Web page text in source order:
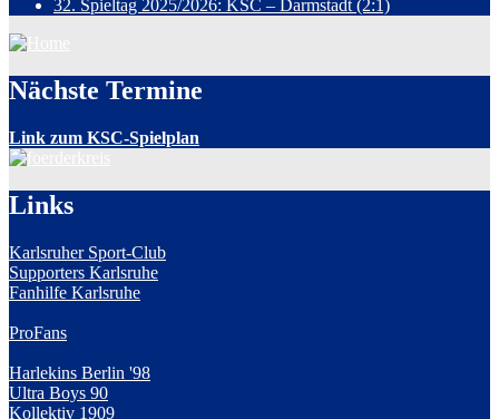
32. Spieltag 2025/2026: KSC – Darmstadt (2:1)
Nächste Termine
Link zum KSC-Spielplan
Links
Karlsruher Sport-Club
Supporters Karlsruhe
Fanhilfe Karlsruhe
ProFans
Harlekins Berlin '98
Ultra Boys 90
Kollektiv 1909